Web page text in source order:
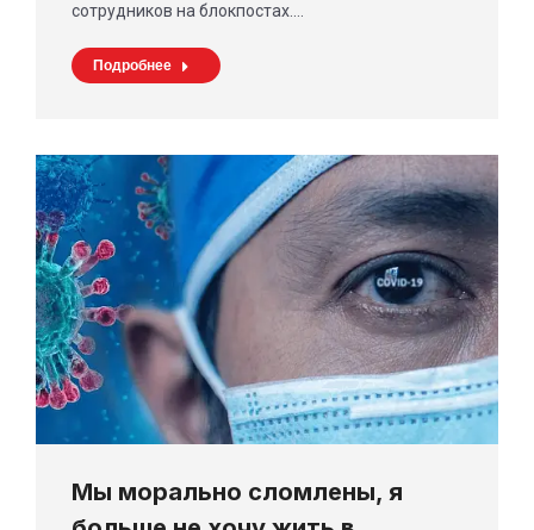
сотрудников на блокпостах.…
Подробнее
Мы морально сломлены, я